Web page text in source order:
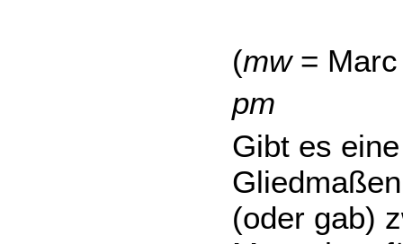
(mw=
pm
Gibt es
(oder gab)